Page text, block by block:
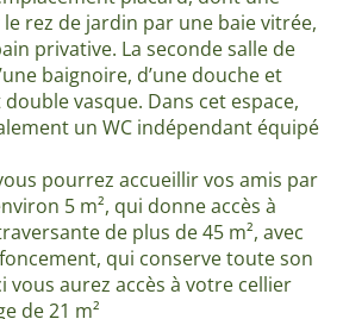
rez de jardin par une baie vitrée,
privative. La seconde salle de
baignoire, d’une douche et
vasque. Dans cet espace,
un WC indépendant équipé
pourrez accueillir vos amis par
5 m², qui donne accès à
de plus de 45 m², avec
qui conserve toute son
vous aurez accès à votre cellier
de 21 m²